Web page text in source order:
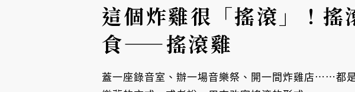
這個炸雞很「搖滾」！
食——搖滾雞
蓋一座錄音室、辦一場音樂祭、開一間炸雞店⋯⋯都